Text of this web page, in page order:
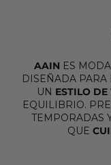
AAIN ES
DISEÑADA PARA
UN ESTILO
EQUILIBRIO.
TEMPORADAS
QUE